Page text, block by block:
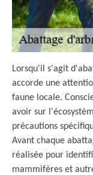
Lorsqu'il s'agit
accorde une
faune locale.
avoir sur
précautions
Avant chaque
réalisée pour
mammifères et